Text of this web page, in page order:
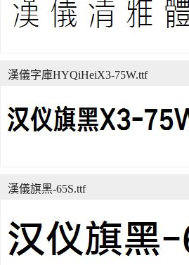
漢儀字庫HYQiHeiX3-75W.ttf
漢儀旗黑-65S.ttf